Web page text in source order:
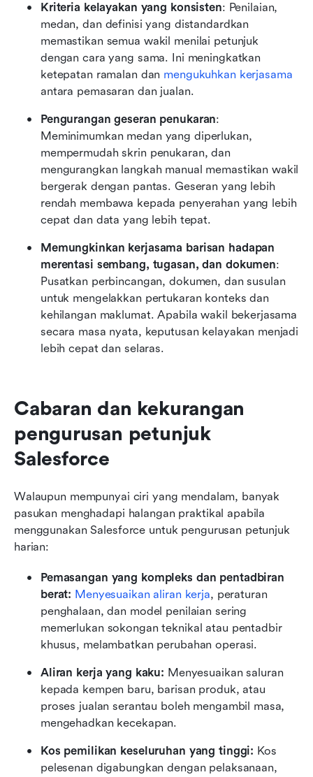
Kriteria kelayakan yang konsisten: Penilaian,
medan, dan definisi yang distandardkan
memastikan semua wakil menilai petunjuk
dengan cara yang sama. Ini meningkatkan
ketepatan ramalan dan mengukuhkan kerjasama
antara pemasaran dan jualan.
Pengurangan geseran penukaran:
Meminimumkan medan yang diperlukan,
mempermudah skrin penukaran, dan
mengurangkan langkah manual memastikan wakil
bergerak dengan pantas. Geseran yang lebih
rendah membawa kepada penyerahan yang lebih
cepat dan data yang lebih tepat.
Memungkinkan kerjasama barisan hadapan
merentasi sembang, tugasan, dan dokumen:
Pusatkan perbincangan, dokumen, dan susulan
untuk mengelakkan pertukaran konteks dan
kehilangan maklumat. Apabila wakil bekerjasama
secara masa nyata, keputusan kelayakan menjadi
lebih cepat dan selaras.
Cabaran dan kekurangan
pengurusan petunjuk
Salesforce
Walaupun mempunyai ciri yang mendalam, banyak
pasukan menghadapi halangan praktikal apabila
menggunakan Salesforce untuk pengurusan petunjuk
harian:
Pemasangan yang kompleks dan pentadbiran
berat: Menyesuaikan aliran kerja, peraturan
penghalaan, dan model penilaian sering
memerlukan sokongan teknikal atau pentadbir
khusus, melambatkan perubahan operasi.
Aliran kerja yang kaku: Menyesuaikan saluran
kepada kempen baru, barisan produk, atau
proses jualan serantau boleh mengambil masa,
mengehadkan kecekapan.
Kos pemilikan keseluruhan yang tinggi: Kos
pelesenan digabungkan dengan pelaksanaan,